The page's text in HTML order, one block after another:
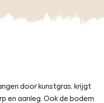
door kunstgras, krijgt
en aanleg. Ook de bodem